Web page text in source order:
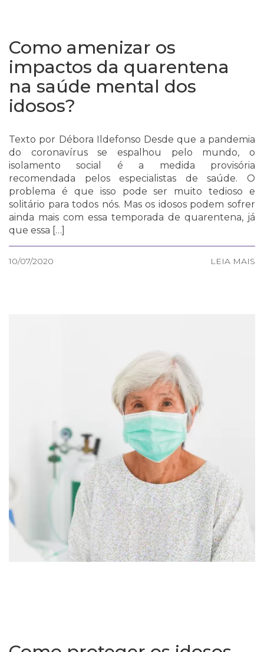
Como amenizar os
impactos da quarentena
na saúde mental dos
idosos?
Texto por Débora Ildefonso Desde que a pandemia
do coronavírus se espalhou pelo mundo, o
isolamento social é a medida provisória
recomendada pelos especialistas de saúde. O
problema é que isso pode ser muito tedioso e
solitário para todos nós. Mas os idosos podem sofrer
ainda mais com essa temporada de quarentena, já
que essa […]
10/07/2020 LEIA MAIS